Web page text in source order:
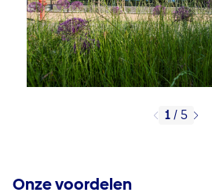
1/5
Onze voordelen